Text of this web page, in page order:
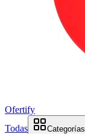
Ofertify
Todas
Categorías